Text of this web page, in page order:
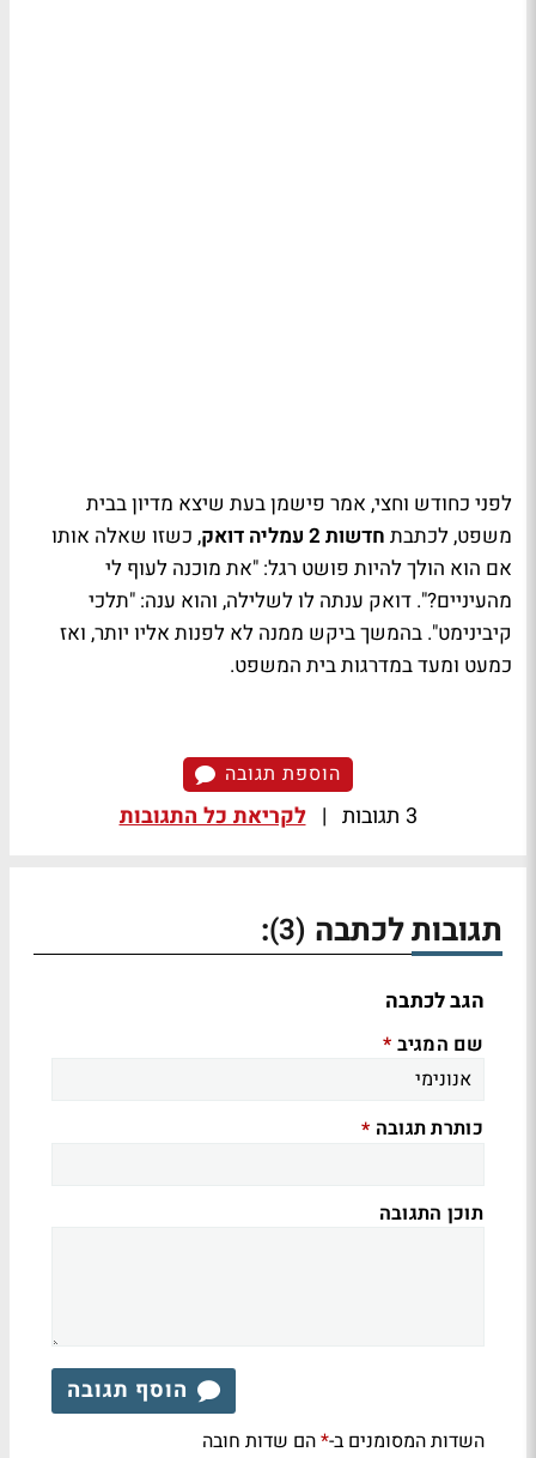
לפני כחודש וחצי, אמר פישמן בעת שיצא מדיון בבית
משפט, לכתבת חדשות 2 עמליה דואק, כשזו שאלה אותו
אם הוא הולך להיות פושט רגל: "את מוכנה לעוף לי
מהעיניים?". דואק ענתה לו לשלילה, והוא ענה: "תלכי
קיבינימט". בהמשך ביקש ממנה לא לפנות אליו יותר, ואז
כמעט ומעד במדרגות בית המשפט.
הוספת תגובה
3 תגובות | לקריאת כל התגובות
תגובות לכתבה (3)
:
הגב לכתבה
שם המגיב *
כותרת תגובה *
תוכן התגובה
הוסף תגובה
השדות המסומנים ב-*הם שדות חובה